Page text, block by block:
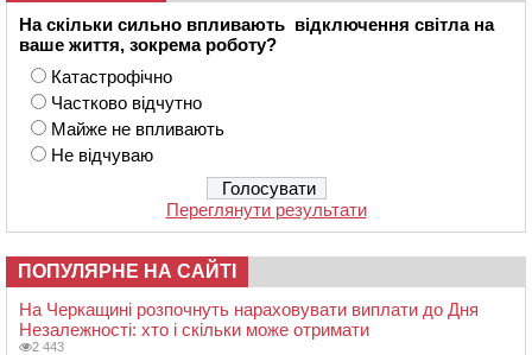
На скільки сильно впливають відключення світла на
ваше життя, зокрема роботу?
Катастрофічно
Частково відчутно
Майже не впливають
Не відчуваю
Переглянути результати
ПОПУЛЯРНЕ НА САЙТІ
На Черкащині розпочнуть нараховувати виплати до Дня
Незалежності: хто і скільки може отримати
2 443